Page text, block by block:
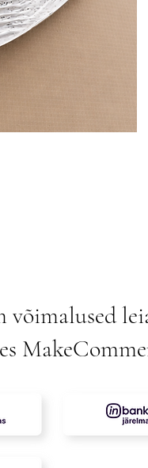
võimalused